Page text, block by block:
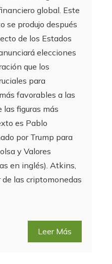
global. Este
se produjo después
de los Estados
elecciones
que los
para
favorables a las
las figuras más
es Pablo
por Trump para
y Valores
en inglés). Atkins,
las criptomonedas
Leer Más